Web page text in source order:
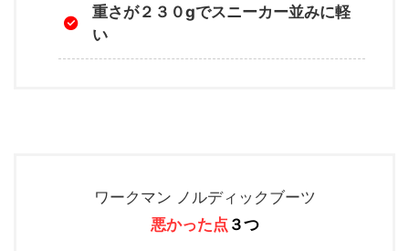
重さが２３０gでスニーカー並みに軽
い
ワークマン ノルディックブーツ
悪かった点 ３つ